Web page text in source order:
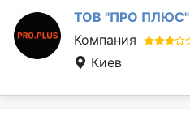
ТОВ "ПРО ПЛЮС"
Компания
Киев